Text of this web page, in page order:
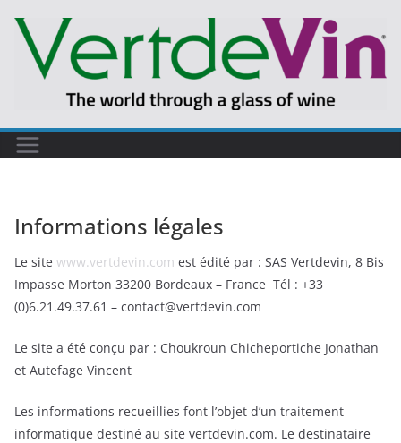
contenu
Informations légales
Le site www.vertdevin.com est édité par : SAS Vertdevin, 8 Bis
Impasse Morton 33200 Bordeaux – France Tél : +33
(0)6.21.49.37.61 – contact@vertdevin.com
Le site a été conçu par : Choukroun Chicheportiche Jonathan
et Autefage Vincent
Les informations recueillies font l’objet d’un traitement
informatique destiné au site vertdevin.com. Le destinataire